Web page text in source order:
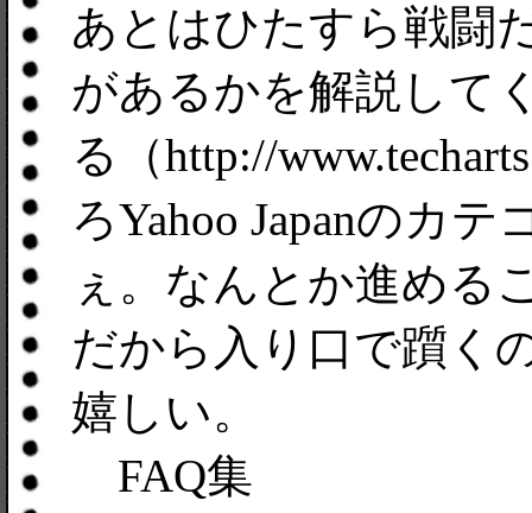
あとはひたすら戦闘
があるかを解説して
る（http://
ろYahoo Japanのカ
ぇ。なんとか進める
だから入り口で躓く
嬉しい。
FAQ集